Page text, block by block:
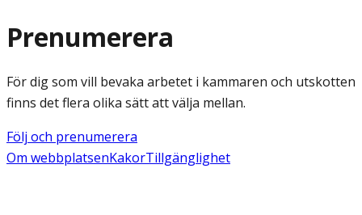
Prenumerera
För dig som vill bevaka arbetet i kammaren och utskotten
finns det flera olika sätt att välja mellan.
Följ och prenumerera
Om webbplatsenKakorTillgänglighet